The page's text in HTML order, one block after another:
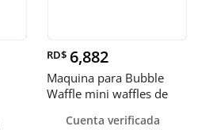
RD$ 6,882
Maquina para Bubble
Waffle mini waffles de
Cuenta verificada